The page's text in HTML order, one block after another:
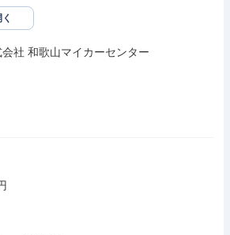
社 和歌山マイカーセンター